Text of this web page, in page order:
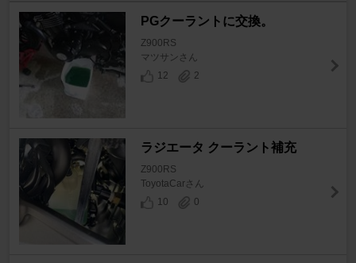
PGクーラントに交換。
Z900RS
マツサンさん
12
2
ラジエータ クーラント補充
Z900RS
ToyotaCarさん
10
0